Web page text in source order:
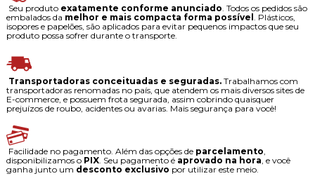
Seu produto exatamente conforme anunciado. Todos os pedidos são
embalados da melhor e mais compacta forma possível . Plásticos,
isopores e papelões, são aplicados para evitar pequenos impactos que seu
produto possa sofrer durante o transporte.
Transportadoras conceituadas e seguradas.Trabalhamos com
transportadoras renomadas no país, que atendem os mais diversos sites de
E-commerce, e possuem frota segurada, assim cobrindo quaisquer
prejuízos de roubo, acidentes ou avarias. Mais segurança para você!
Facilidade no pagamento. Além das opções de parcelamento,
disponibilizamos o PIX. Seu pagamento é aprovado na hora, e você
ganha junto um desconto exclusivo por utilizar este meio.